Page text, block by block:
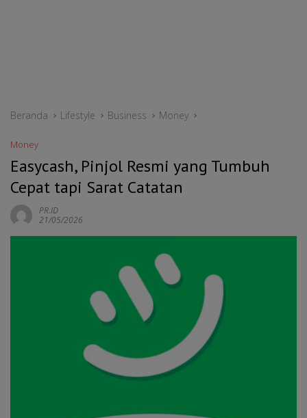
Beranda Lifestyle Business Money
Money
Easycash, Pinjol Resmi yang Tumbuh
Cepat tapi Sarat Catatan
PR.ID
21/05/2026